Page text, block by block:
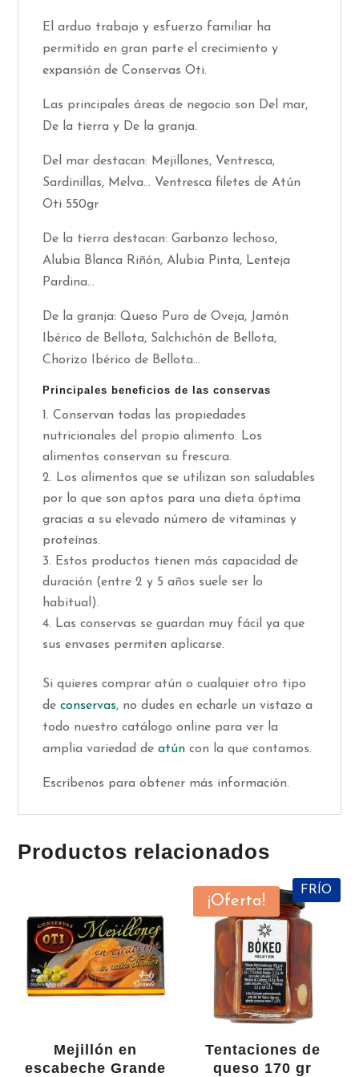
El arduo trabajo y esfuerzo familiar ha
permitido en gran parte el crecimiento y
expansión deConservas Oti.
Las principales áreas de negocio son Del mar,
De la tierra y De la granja.
Del mar destacan: Mejillones, Ventresca,
Sardinillas, Melva... Ventresca filetes de Atún
Oti 550gr
De la tierra destacan: Garbanzo lechoso,
Alubia Blanca Riñón, Alubia Pinta, Lenteja
Pardina...
De la granja: Queso Puro de Oveja, Jamón
Ibérico de Bellota, Salchichón de Bellota,
Chorizo Ibérico de Bellota...
Principales beneficios de las conservas
Conservan todas las propiedades
nutricionales del propio alimento. Los
alimentos conservan su frescura.
Los alimentos que se utilizan son saludables
por lo que son aptos para una dieta óptima
gracias a su elevado número de vitaminas y
proteínas.
Estos productos tienen más capacidad de
duración (entre 2 y 5 años suele ser lo
habitual).
Las conservas se guardan muy fácil ya que
sus envases permiten aplicarse.
Si quieres comprar atún o cualquier otro tipo
deconservas, no dudes en echarle un vistazo a
todo nuestro catálogo online para ver la
amplia variedad deatún con la que contamos.
Escríbenos para obtener más información.
Productos relacionados
Mejillón en
escabeche Grande
¡Oferta!
FRÍO
Tentaciones de
queso 170 gr